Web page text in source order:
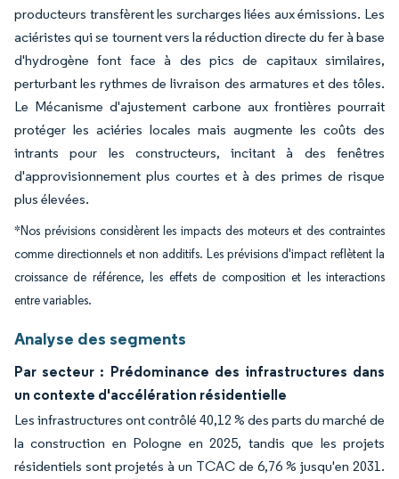
producteurs transfèrent les surcharges liées aux émissions. Les
aciéristes qui se tournent vers la réduction directe du fer à base
d'hydrogène font face à des pics de capitaux similaires,
perturbant les rythmes de livraison des armatures et des tôles.
Le Mécanisme d'ajustement carbone aux frontières pourrait
protéger les aciéries locales mais augmente les coûts des
intrants pour les constructeurs, incitant à des fenêtres
d'approvisionnement plus courtes et à des primes de risque
plus élevées.
*Nos prévisions considèrent les impacts des moteurs et des contraintes
comme directionnels et non additifs. Les prévisions d'impact reflètent la
croissance de référence, les effets de composition et les interactions
entre variables.
Analyse des segments
Par secteur : Prédominance des infrastructures dans
un contexte d'accélération résidentielle
Les infrastructures ont contrôlé 40,12 % des parts du marché de
la construction en Pologne en 2025, tandis que les projets
résidentiels sont projetés à un TCAC de 6,76 % jusqu'en 2031.